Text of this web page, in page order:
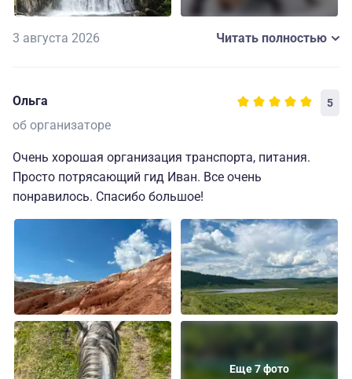
Рейс задержали на 3 часа - время трансфера из отеля
продлили и перенесли, решив вопрос в чате.
программе - все супер!!! Огромное спасибо
организаторам и непосредственно нашему гиду
Ксении.
3 августа 2026 Читать полностью
Ольга 5
об организаторе
Очень хорошая организация транспорта, питания.
Просто потрясающий гид Иван. Все очень
понравилось. Спасибо большое!
Еще 7 фото